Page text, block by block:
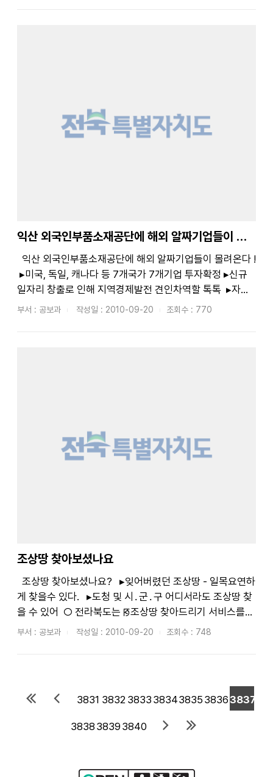
익산 외국인부품소재공단에 해외 알짜기업들이 몰려온다
▸미국, 독일, 캐나다 등 7개국가 7개기업 투자확정 ▸신규
일자리 창출로 인해 지역경제발전 견인차역할 톡톡 ▸자동
차부품, LED, 기계분야 등 고부가가치분야 투자예정 ○
부서 : 공보과 작성일 : 2010-09-20 조회수 : 770
조상땅 찾아보셨나요
게 찾을수 있다. ▸도청 및 시․군․구 어디서라도 조상땅 찾
을 수 있어 ○ 전라북도는 ꡐ조상땅 찾아드리기 서비스를
실시한 결과 8월말 현재 신청인원은 2,589명이고 토지(임
부서 : 공보과 작성일 : 2010-09-20 조회수 : 748
3831 3832 3833 38343835 38363837
3838 3839 3840